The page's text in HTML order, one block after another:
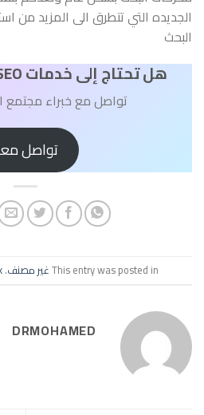
الجديده التي تتطرق الى المزيد من
البحث
هل تحتاج إلى خدمات SEO تناسب شركتك ؟
تواصل مع خبراء مجتمع
تواصل
This entry was posted inغير مصنف. Bookmark the
DRMOHAMED